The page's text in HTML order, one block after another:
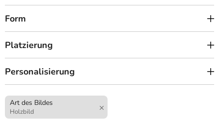
Form
Platzierung
Personalisierung
Art des Bildes
Holzbild